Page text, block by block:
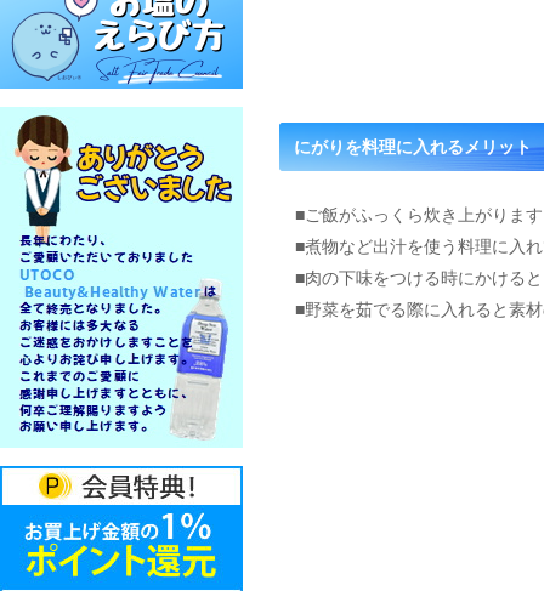
にがりを料理に入れるメリット
■ご飯がふっくら炊き上がりま
■煮物など出汁を使う料理に入
■肉の下味をつける時にかける
■野菜を茹でる際に入れると素